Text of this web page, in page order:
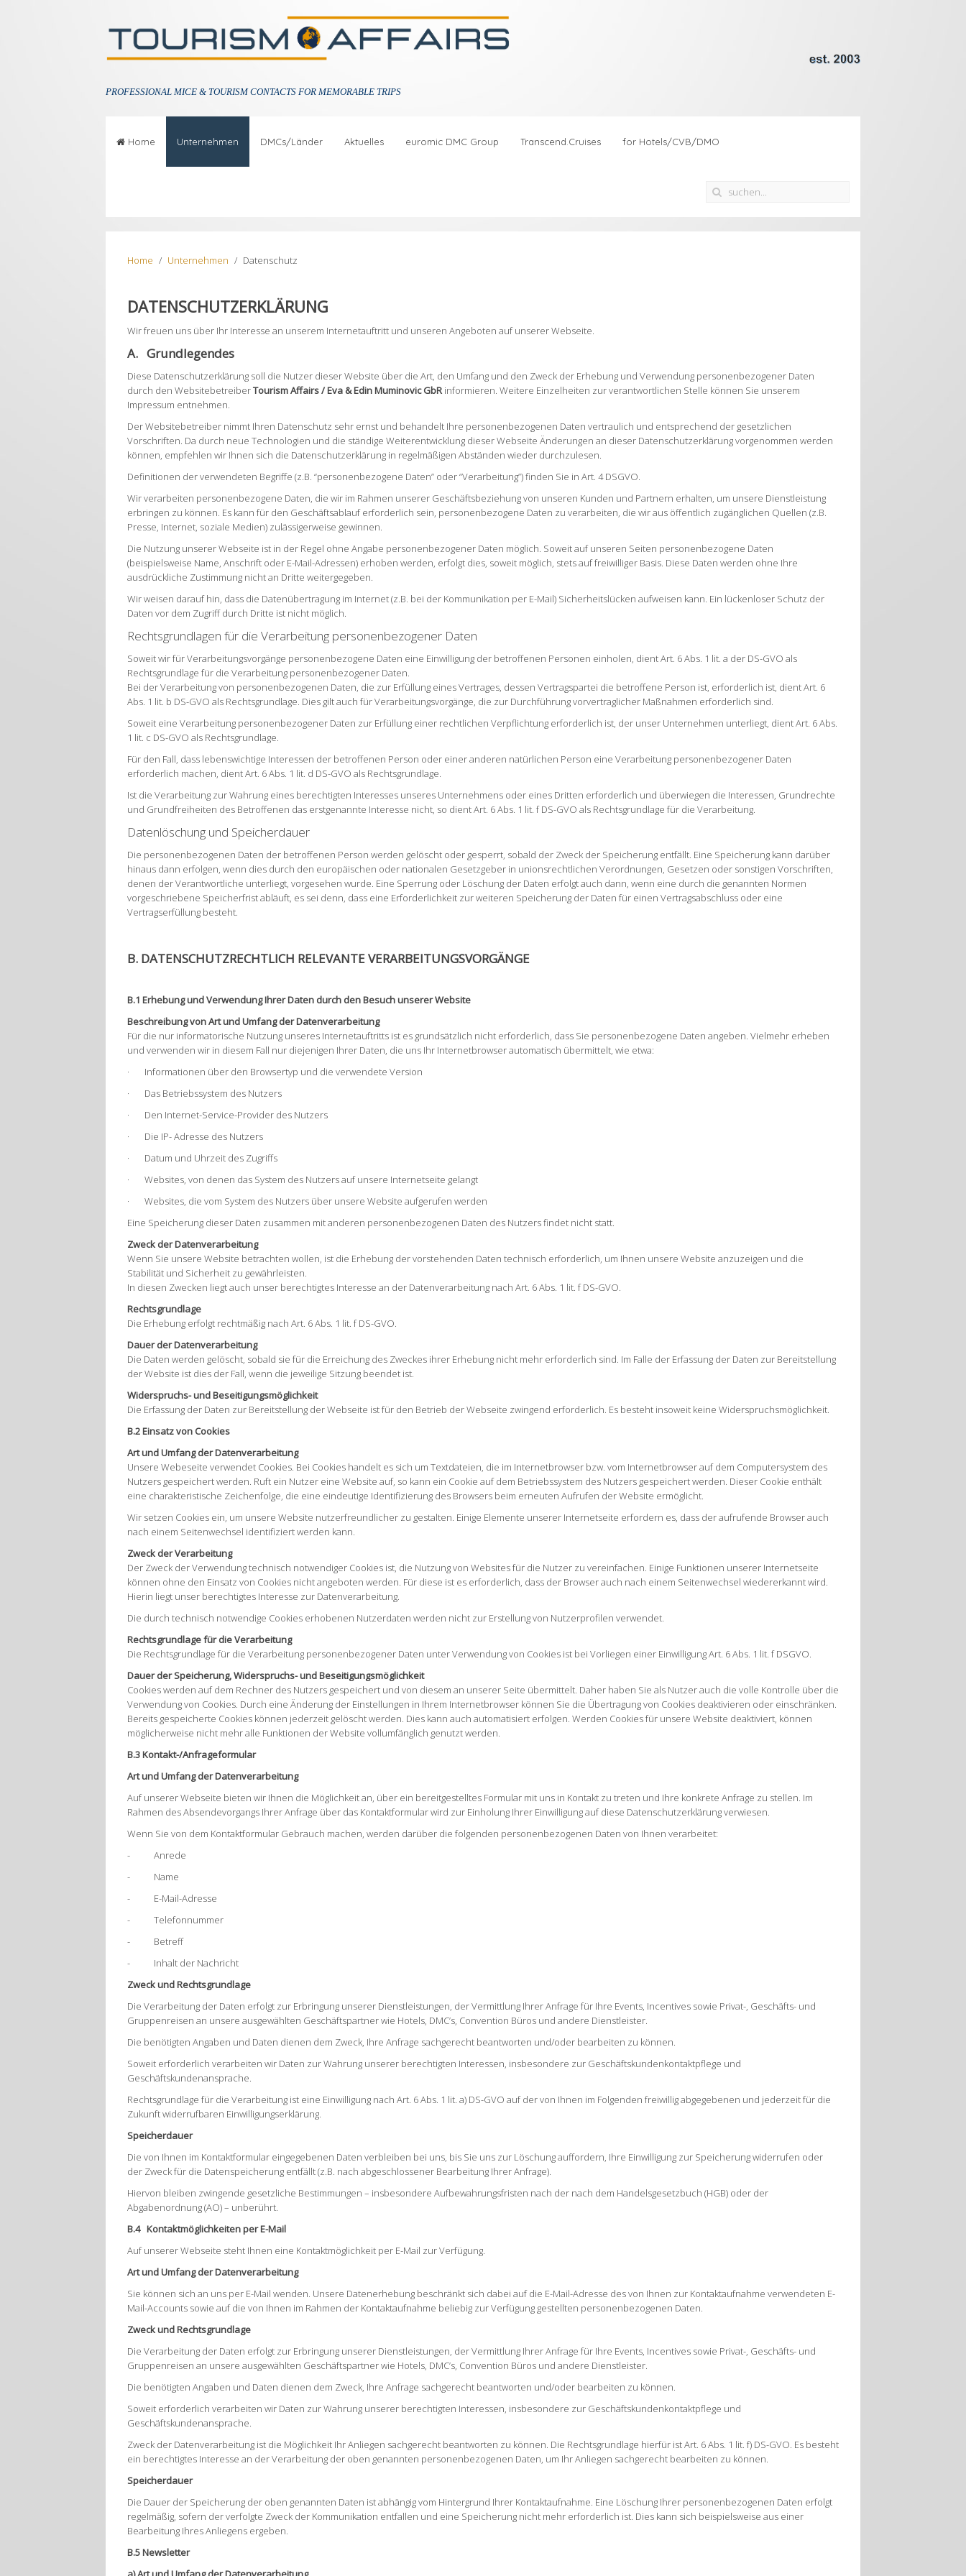
PROFESSIONAL MICE & TOURISM CONTACTS FOR MEMORABLE TRIPS
Home Unternehmen DMCs/Länder Aktuelles euromic DMC Group Transcend.Cruises for Hotels/CVB/DMO
Home Unternehmen Datenschutz
DATENSCHUTZERKLÄRUNG
Wir freuen uns über Ihr Interesse an unserem Internetauftritt und unseren Angeboten auf unserer Webseite.
A. Grundlegendes
Diese Datenschutzerklärung soll die Nutzer dieser Website über die Art, den Umfang und den Zweck der Erhebung und Verwendung personenbezogener Daten
durch den WebsitebetreiberTourism Affairs / Eva & Edin Muminovic GbR informieren. Weitere Einzelheiten zur verantwortlichen Stelle können Sie unserem
Impressum entnehmen.
Der Websitebetreiber nimmt Ihren Datenschutz sehr ernst und behandelt Ihre personenbezogenen Daten vertraulich und entsprechend der gesetzlichen
Vorschriften. Da durch neue Technologien und die ständige Weiterentwicklung dieser Webseite Änderungen an dieser Datenschutzerklärung vorgenommen werden
können, empfehlen wir Ihnen sich die Datenschutzerklärung in regelmäßigen Abständen wieder durchzulesen.
Definitionen der verwendeten Begriffe (z.B. “personenbezogene Daten” oder “Verarbeitung”) finden Sie in Art. 4 DSGVO.
Wir verarbeiten personenbezogene Daten, die wir im Rahmen unserer Geschäftsbeziehung von unseren Kunden und Partnern erhalten, um unsere Dienstleistung
erbringen zu können. Es kann für den Geschäftsablauf erforderlich sein, personenbezogene Daten zu verarbeiten, die wir aus öffentlich zugänglichen Quellen (z.B.
Presse, Internet, soziale Medien) zulässigerweise gewinnen.
Die Nutzung unserer Webseite ist in der Regel ohne Angabe personenbezogener Daten möglich. Soweit auf unseren Seiten personenbezogene Daten
(beispielsweise Name, Anschrift oder E-Mail-Adressen) erhoben werden, erfolgt dies, soweit möglich, stets auf freiwilliger Basis. Diese Daten werden ohne Ihre
ausdrückliche Zustimmung nicht an Dritte weitergegeben.
Wir weisen darauf hin, dass die Datenübertragung im Internet (z.B. bei der Kommunikation per E-Mail) Sicherheitslücken aufweisen kann. Ein lückenloser Schutz der
Daten vor dem Zugriff durch Dritte ist nicht möglich.
Rechtsgrundlagen für die Verarbeitung personenbezogener Daten
Soweit wir für Verarbeitungsvorgänge personenbezogene Daten eine Einwilligung der betroffenen Personen einholen, dient Art. 6 Abs. 1 lit. a der DS-GVO als
Rechtsgrundlage für die Verarbeitung personenbezogener Daten.
Bei der Verarbeitung von personenbezogenen Daten, die zur Erfüllung eines Vertrages, dessen Vertragspartei die betroffene Person ist, erforderlich ist, dient Art. 6
Abs. 1 lit. b DS-GVO als Rechtsgrundlage. Dies gilt auch für Verarbeitungsvorgänge, die zur Durchführung vorvertraglicher Maßnahmen erforderlich sind.
Soweit eine Verarbeitung personenbezogener Daten zur Erfüllung einer rechtlichen Verpflichtung erforderlich ist, der unser Unternehmen unterliegt, dient Art. 6 Abs.
1 lit. c DS-GVO als Rechtsgrundlage.
Für den Fall, dass lebenswichtige Interessen der betroffenen Person oder einer anderen natürlichen Person eine Verarbeitung personenbezogener Daten
erforderlich machen, dient Art. 6 Abs. 1 lit. d DS-GVO als Rechtsgrundlage.
Ist die Verarbeitung zur Wahrung eines berechtigten Interesses unseres Unternehmens oder eines Dritten erforderlich und überwiegen die Interessen, Grundrechte
und Grundfreiheiten des Betroffenen das erstgenannte Interesse nicht, so dient Art. 6 Abs. 1 lit. f DS-GVO als Rechtsgrundlage für die Verarbeitung.
Datenlöschung und Speicherdauer
Die personenbezogenen Daten der betroffenen Person werden gelöscht oder gesperrt, sobald der Zweck der Speicherung entfällt. Eine Speicherung kann darüber
hinaus dann erfolgen, wenn dies durch den europäischen oder nationalen Gesetzgeber in unionsrechtlichen Verordnungen, Gesetzen oder sonstigen Vorschriften,
denen der Verantwortliche unterliegt, vorgesehen wurde. Eine Sperrung oder Löschung der Daten erfolgt auch dann, wenn eine durch die genannten Normen
vorgeschriebene Speicherfrist abläuft, es sei denn, dass eine Erforderlichkeit zur weiteren Speicherung der Daten für einen Vertragsabschluss oder eine
Vertragserfüllung besteht.
B. DATENSCHUTZRECHTLICH RELEVANTE VERARBEITUNGSVORGÄNGE
B.1 Erhebung und Verwendung Ihrer Daten durch den Besuch unserer Website
Beschreibung von Art und Umfang der Datenverarbeitung
Für die nur informatorische Nutzung unseres Internetauftritts ist es grundsätzlich nicht erforderlich, dass Sie personenbezogene Daten angeben. Vielmehr erheben
und verwenden wir in diesem Fall nur diejenigen Ihrer Daten, die uns Ihr Internetbrowser automatisch übermittelt, wie etwa:
· Informationen über den Browsertyp und die verwendete Version
· Das Betriebssystem des Nutzers
· Den Internet-Service-Provider des Nutzers
· Die IP- Adresse des Nutzers
· Datum und Uhrzeit des Zugriffs
· Websites, von denen das System des Nutzers auf unsere Internetseite gelangt
· Websites, die vom System des Nutzers über unsere Website aufgerufen werden
Eine Speicherung dieser Daten zusammen mit anderen personenbezogenen Daten des Nutzers findet nicht statt.
Zweck der Datenverarbeitung
Wenn Sie unsere Website betrachten wollen, ist die Erhebung der vorstehenden Daten technisch erforderlich, um Ihnen unsere Website anzuzeigen und die
Stabilität und Sicherheit zu gewährleisten.
In diesen Zwecken liegt auch unser berechtigtes Interesse an der Datenverarbeitung nach Art. 6 Abs. 1 lit. f DS-GVO.
Rechtsgrundlage
Die Erhebung erfolgt rechtmäßig nach Art. 6 Abs. 1 lit. f DS-GVO.
Dauer der Datenverarbeitung
Die Daten werden gelöscht, sobald sie für die Erreichung des Zweckes ihrer Erhebung nicht mehr erforderlich sind. Im Falle der Erfassung der Daten zur Bereitstellung
der Website ist dies der Fall, wenn die jeweilige Sitzung beendet ist.
Widerspruchs- und Beseitigungsmöglichkeit
Die Erfassung der Daten zur Bereitstellung der Webseite ist für den Betrieb der Webseite zwingend erforderlich. Es besteht insoweit keine Widerspruchsmöglichkeit.
B.2 Einsatz von Cookies
Art und Umfang der Datenverarbeitung
Unsere Webeseite verwendet Cookies. Bei Cookies handelt es sich um Textdateien, die im Internetbrowser bzw. vom Internetbrowser auf dem Computersystem des
Nutzers gespeichert werden. Ruft ein Nutzer eine Website auf, so kann ein Cookie auf dem Betriebssystem des Nutzers gespeichert werden. Dieser Cookie enthält
eine charakteristische Zeichenfolge, die eine eindeutige Identifizierung des Browsers beim erneuten Aufrufen der Website ermöglicht.
Wir setzen Cookies ein, um unsere Website nutzerfreundlicher zu gestalten. Einige Elemente unserer Internetseite erfordern es, dass der aufrufende Browser auch
nach einem Seitenwechsel identifiziert werden kann.
Zweck der Verarbeitung
Der Zweck der Verwendung technisch notwendiger Cookies ist, die Nutzung von Websites für die Nutzer zu vereinfachen. Einige Funktionen unserer Internetseite
können ohne den Einsatz von Cookies nicht angeboten werden. Für diese ist es erforderlich, dass der Browser auch nach einem Seitenwechsel wiedererkannt wird.
Hierin liegt unser berechtigtes Interesse zur Datenverarbeitung.
Die durch technisch notwendige Cookies erhobenen Nutzerdaten werden nicht zur Erstellung von Nutzerprofilen verwendet.
Rechtsgrundlage für die Verarbeitung
Die Rechtsgrundlage für die Verarbeitung personenbezogener Daten unter Verwendung von Cookies ist bei Vorliegen einer Einwilligung Art. 6 Abs. 1 lit. f DSGVO.
Dauer der Speicherung, Widerspruchs- und Beseitigungsmöglichkeit
Cookies werden auf dem Rechner des Nutzers gespeichert und von diesem an unserer Seite übermittelt. Daher haben Sie als Nutzer auch die volle Kontrolle über die
Verwendung von Cookies. Durch eine Änderung der Einstellungen in Ihrem Internetbrowser können Sie die Übertragung von Cookies deaktivieren oder einschränken.
Bereits gespeicherte Cookies können jederzeit gelöscht werden. Dies kann auch automatisiert erfolgen. Werden Cookies für unsere Website deaktiviert, können
möglicherweise nicht mehr alle Funktionen der Website vollumfänglich genutzt werden.
B.3 Kontakt-/Anfrageformular
Art und Umfang der Datenverarbeitung
Auf unserer Webseite bieten wir Ihnen die Möglichkeit an, über ein bereitgestelltes Formular mit uns in Kontakt zu treten und Ihre konkrete Anfrage zu stellen. Im
Rahmen des Absendevorgangs Ihrer Anfrage über das Kontaktformular wird zur Einholung Ihrer Einwilligung auf diese Datenschutzerklärung verwiesen.
Wenn Sie von dem Kontaktformular Gebrauch machen, werden darüber die folgenden personenbezogenen Daten von Ihnen verarbeitet:
- Anrede
- Name
- E-Mail-Adresse
- Telefonnummer
- Betreff
- Inhalt der Nachricht
Zweck und Rechtsgrundlage
Die Verarbeitung der Daten erfolgt zur Erbringung unserer Dienstleistungen, der Vermittlung Ihrer Anfrage für Ihre Events, Incentives sowie Privat-, Geschäfts- und
Gruppenreisen an unsere ausgewählten Geschäftspartner wie Hotels, DMC’s, Convention Büros und andere Dienstleister.
Die benötigten Angaben und Daten dienen dem Zweck, Ihre Anfrage sachgerecht beantworten und/oder bearbeiten zu können.
Soweit erforderlich verarbeiten wir Daten zur Wahrung unserer berechtigten Interessen, insbesondere zur Geschäftskundenkontaktpflege und
Geschäftskundenansprache.
Rechtsgrundlage für die Verarbeitung ist eine Einwilligung nach Art. 6 Abs. 1 lit. a) DS-GVO auf der von Ihnen im Folgenden freiwillig abgegebenen und jederzeit für die
Zukunft widerrufbaren Einwilligungserklärung.
Speicherdauer
Die von Ihnen im Kontaktformular eingegebenen Daten verbleiben bei uns, bis Sie uns zur Löschung auffordern, Ihre Einwilligung zur Speicherung widerrufen oder
der Zweck für die Datenspeicherung entfällt (z.B. nach abgeschlossener Bearbeitung Ihrer Anfrage).
Hiervon bleiben zwingende gesetzliche Bestimmungen – insbesondere Aufbewahrungsfristen nach der nach dem Handelsgesetzbuch (HGB) oder der
Abgabenordnung (AO) – unberührt.
B.4 Kontaktmöglichkeiten per E-Mail
Auf unserer Webseite steht Ihnen eine Kontaktmöglichkeit per E-Mail zur Verfügung.
Art und Umfang der Datenverarbeitung
Sie können sich an uns per E-Mail wenden. Unsere Datenerhebung beschränkt sich dabei auf die E-Mail-Adresse des von Ihnen zur Kontaktaufnahme verwendeten E-
Mail-Accounts sowie auf die von Ihnen im Rahmen der Kontaktaufnahme beliebig zur Verfügung gestellten personenbezogenen Daten.
Zweck und Rechtsgrundlage
Die Verarbeitung der Daten erfolgt zur Erbringung unserer Dienstleistungen, der Vermittlung Ihrer Anfrage für Ihre Events, Incentives sowie Privat-, Geschäfts- und
Gruppenreisen an unsere ausgewählten Geschäftspartner wie Hotels, DMC’s, Convention Büros und andere Dienstleister.
Die benötigten Angaben und Daten dienen dem Zweck, Ihre Anfrage sachgerecht beantworten und/oder bearbeiten zu können.
Soweit erforderlich verarbeiten wir Daten zur Wahrung unserer berechtigten Interessen, insbesondere zur Geschäftskundenkontaktpflege und
Geschäftskundenansprache.
Zweck der Datenverarbeitung ist die Möglichkeit Ihr Anliegen sachgerecht beantworten zu können. Die Rechtsgrundlage hierfür ist Art. 6 Abs. 1 lit. f) DS-GVO. Es besteht
ein berechtigtes Interesse an der Verarbeitung der oben genannten personenbezogenen Daten, um Ihr Anliegen sachgerecht bearbeiten zu können.
Speicherdauer
Die Dauer der Speicherung der oben genannten Daten ist abhängig vom Hintergrund Ihrer Kontaktaufnahme. Eine Löschung Ihrer personenbezogenen Daten erfolgt
regelmäßig, sofern der verfolgte Zweck der Kommunikation entfallen und eine Speicherung nicht mehr erforderlich ist. Dies kann sich beispielsweise aus einer
Bearbeitung Ihres Anliegens ergeben.
B.5 Newsletter